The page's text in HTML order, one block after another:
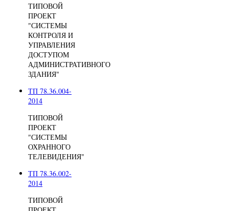
ТИПОВОЙ
ПРОЕКТ
"СИСТЕМЫ
КОНТРОЛЯ И
УПРАВЛЕНИЯ
ДОСТУПОМ
АДМИНИСТРАТИВНОГО
ЗДАНИЯ"
ТП 78.36.004-
2014
ТИПОВОЙ
ПРОЕКТ
"СИСТЕМЫ
ОХРАННОГО
ТЕЛЕВИДЕНИЯ"
ТП 78.36.002-
2014
ТИПОВОЙ